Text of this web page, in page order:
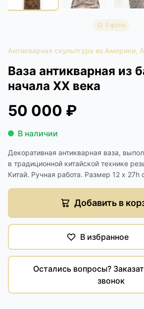
3 фото
Антикварная скульптура из Америки,
Ваза антикварная из
начала ХХ века
50 000 ₽
В наличии
Декоративная антикварная ваза,
в традиционной китайской технике
Китай. Ручная работа. Размер 12 х 27h
Добавить в
В избранное
Остались вопросы?
звонок